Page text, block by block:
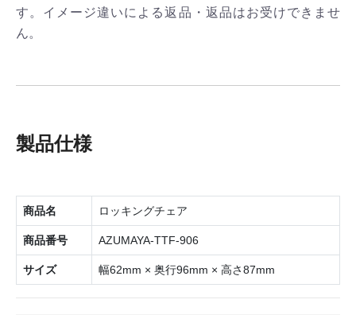
す。イメージ違いによる返品・返品はお受けできませ
ん。
製品仕様
商品名 ロッキングチェア
商品番号 AZUMAYA-TTF-906
サイズ 幅62mm × 奥行96mm × 高さ87mm